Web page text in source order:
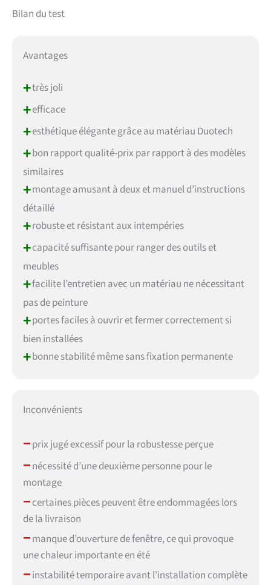
Bilan du test
Avantages
+très joli
+efficace
+esthétique élégante grâce au matériau Duotech
+bon rapport qualité-prix par rapport à des modèles
similaires
+montage amusant à deux et manuel d’instructions
détaillé
+robuste et résistant aux intempéries
+capacité suffisante pour ranger des outils et
meubles
+facilite l’entretien avec un matériau ne nécessitant
pas de peinture
+portes faciles à ouvrir et fermer correctement si
bien installées
+bonne stabilité même sans fixation permanente
Inconvénients
–prix jugé excessif pour la robustesse perçue
–nécessité d’une deuxième personne pour le
montage
–certaines pièces peuvent être endommagées lors
de la livraison
–manque d’ouverture de fenêtre, ce qui provoque
une chaleur importante en été
–instabilité temporaire avant l’installation complète